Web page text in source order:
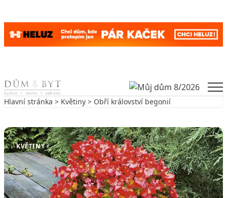
Skip to content
Hlavní stránka > Květiny > Obří království begonií
KVĚTINY